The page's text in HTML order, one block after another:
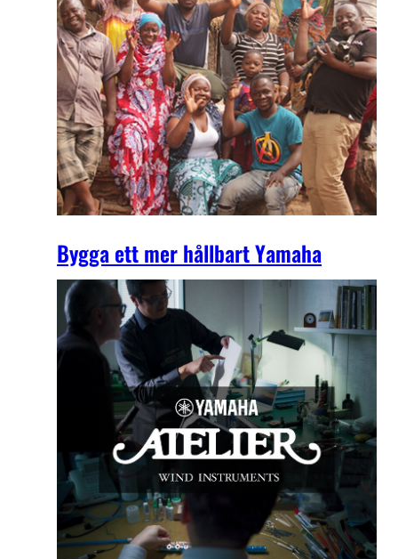
Bygga ett mer hållbart Yamaha